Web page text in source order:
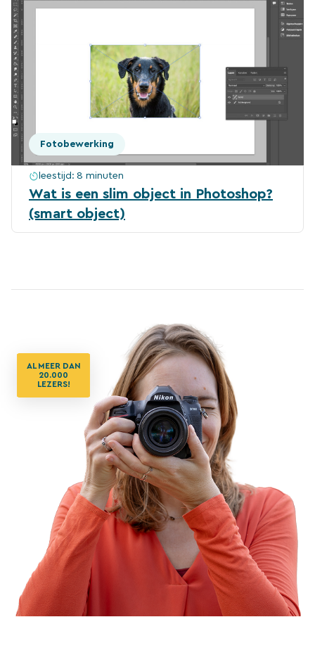
Fotobewerking
leestijd: 8 minuten
Wat is een slim object in Photoshop?
(smart object)
AL MEER DAN
20.000
LEZERS!